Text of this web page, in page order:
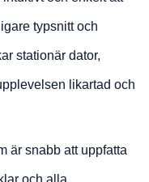
typsnitt och
stationär dator,
likartad och
är snabb att uppfatta
och alla